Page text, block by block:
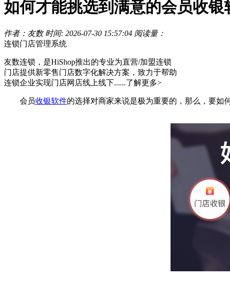
如何才能挑选到满意的会员收银
作者：友数 时间: 2026-07-30 15:57:04 阅读量：
连锁门店管理系统
友数连锁，是HiShop推出的专业为直营/加盟连锁
门店提供新零售门店数字化解决方案，致力于帮助
连锁企业实现门店网店线上线下......了解更多>
会员收银软件的选择对商家来说是极为重要的，那么，要如